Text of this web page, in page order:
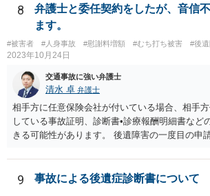
8
弁護士と委任契約をしたが、音信
ます。
#被害者 #人身事故 #慰謝料増額 #むち打ち被害 #後
2023年10月24日
交通事故に強い弁護士
清水 卓 弁護士
相手方に任意保険会社が付いている場合、相手
している事故証明、診断書•診療報酬明細書など
きる可能性があります。 後遺障害の一度目の申
果と認定理由書も相手方任意保険会社から入手
す。 これらが難しくても、通院していた病院の
と等で代替が可能な場合もあります。 事故から
9 事故による後遺症診断書について